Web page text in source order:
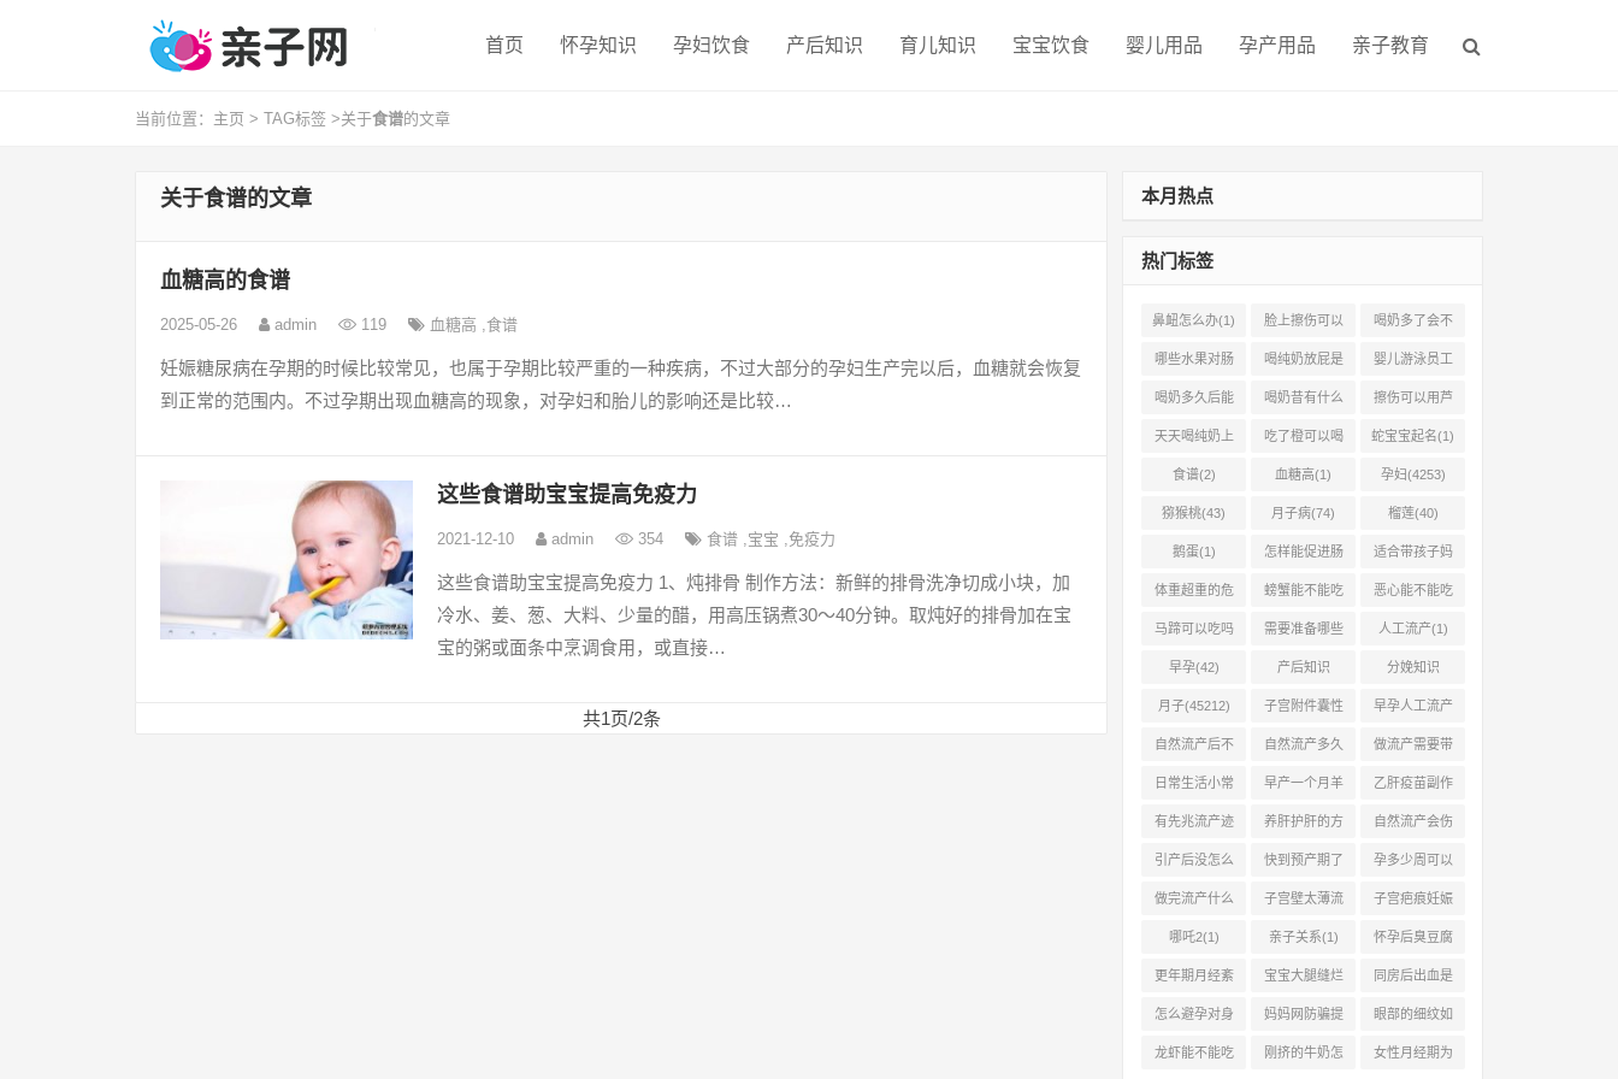
首页 怀孕知识 孕妇饮食 产后知识 育儿知识 宝宝饮食 婴儿用品 孕产用品 亲子教育
当前位置： 主页 > TAG标签 >关于食谱的文章
关于食谱的文章
血糖高的食谱
2025-05-26 admin 119 血糖高 ,食谱
妊娠糖尿病在孕期的时候比较常见，也属于孕期比较严重的一种疾病，不过大部分的孕妇生产完以后，血糖就会恢复
到正常的范围内。不过孕期出现血糖高的现象，对孕妇和胎儿的影响还是比较…
这些食谱助宝宝提高免疫力
2021-12-10 admin 354 食谱 ,宝宝 ,免疫力
这些食谱助宝宝提高免疫力 1、炖排骨 制作方法：新鲜的排骨洗净切成小块，加
冷水、姜、葱、大料、少量的醋，用高压锅煮30～40分钟。取炖好的排骨加在宝
宝的粥或面条中烹调食用，或直接…
共1页/2条
本月热点
热门标签
鼻衄怎么办(1) 脸上擦伤可以
用芦荟吗(1)
喝奶多了会不
会上火(2)
哪些水果对肠
胃有好处(1)
喝纯奶放屁是
怎么回事(1)
婴儿游泳员工
怎样提成(2)
喝奶多久后能
吃柿子(2)
喝奶昔有什么
好处(1)
擦伤可以用芦
荟胶吗(1)
天天喝纯奶上
火吗(1)
吃了橙可以喝
椰奶吗(2)
蛇宝宝起名(1)
食谱(2) 血糖高(1) 孕妇(4253)
猕猴桃(43) 月子病(74) 榴莲(40)
鹅蛋(1) 怎样能促进肠
胃蠕动(2)
适合带孩子妈
妈的工作有哪
(0)
体重超重的危
害有哪些(1)
螃蟹能不能吃
(1)
恶心能不能吃
菠萝(1)
马蹄可以吃吗
(1)
需要准备哪些
(1)
人工流产(1)
早孕(42) 产后知识
(45214)
分娩知识
(45212)
月子(45212) 子宫附件囊性
占位跟流产有
(1)
早孕人工流产
需要准备哪些
(0)
自然流产后不
清宫怎么能流
(1)
自然流产多久
能同房呢(2)
做流产需要带
什么资料(2)
日常生活小常
识，带你认识
(1)
早产一个月羊
水破了能顺产
(1)
乙肝疫苗副作
用及注意事项
(1)
有先兆流产迹
象可以做阴超
(1)
养肝护肝的方
法和注意事项
(1)
自然流产会伤
到子宫内膜吗
(2)
引产后没怎么
出血是什么原
(1)
快到预产期了
什么时候去医
(1)
孕多少周可以
做流产手术(2)
做完流产什么
时候可以同房
(1)
子宫壁太薄流
产会怎样(2)
子宫疤痕妊娠
怎么做流产(2)
哪吒2(1) 亲子关系(1) 怀孕后臭豆腐
能吃吗(1)
更年期月经紊
乱多久绝经(2)
宝宝大腿缝烂
怎么办(1)
同房后出血是
怀孕了吗(1)
怎么避孕对身
体没有伤害(2)
妈妈网防骗提
醒(1)
眼部的细纹如
何产生的(1)
龙虾能不能吃 刚挤的牛奶怎 女性月经期为